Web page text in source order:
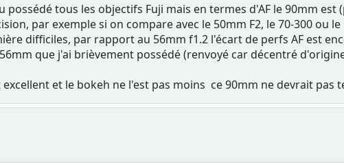
possédé tous les objectifs Fuji mais en termes d'AF le 90mm
par exemple si on compare avec le 50mm F2, le 70-300 ou
difficiles, par rapport au 56mm f1.2 l'écart de perfs AF est
que j'ai brièvement possédé (renvoyé car décentré
et le bokeh ne l'est pas moins ce 90mm ne devrait pas